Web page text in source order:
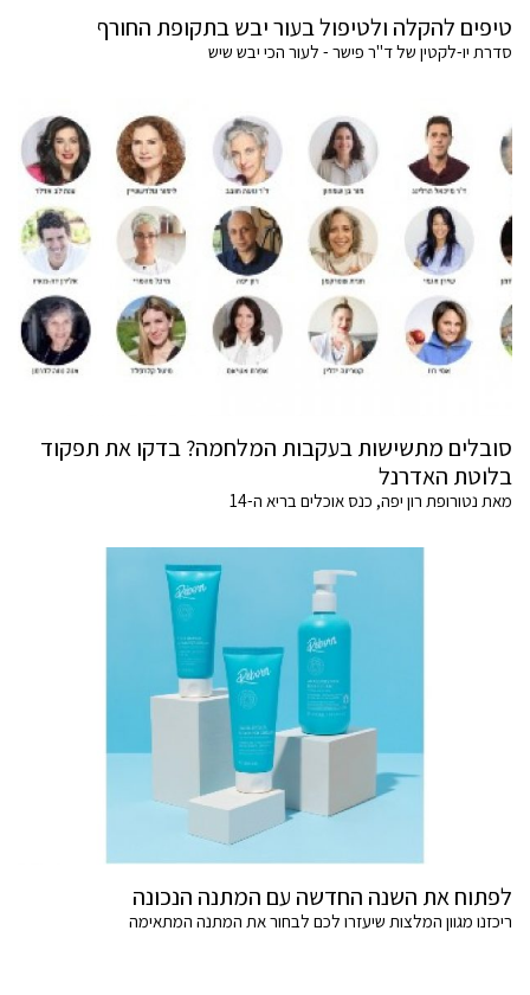
טיפים להקלה ולטיפול בעור יבש בתקופת החורף
סדרת יו-לקטין של ד"ר פישר - לעור הכי יבש שיש
סובלים מתשישות בעקבות המלחמה? בדקו את תפקוד
בלוטת האדרנל
מאת נטורופת רון יפה, כנס אוכלים בריא ה-14
לפתוח את השנה החדשה עם המתנה הנכונה
ריכזנו מגוון המלצות שיעזרו לכם לבחור את המתנה המתאימה